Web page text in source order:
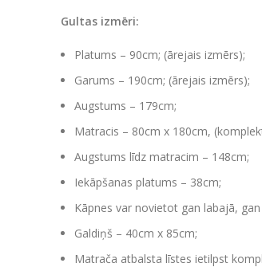
Gultas izmēri:
Platums – 90cm; (ārejais izmērs);
Garums – 190cm; (ārejais izmērs);
Augstums – 179cm;
Matracis – 80cm x 180cm,
Augstums līdz matracim – 148cm;
Iekāpšanas platums – 38cm;
Kāpnes var novietot gan labajā,
Galdiņš – 40cm x 85cm;
Matrača atbalsta līstes ietilpst